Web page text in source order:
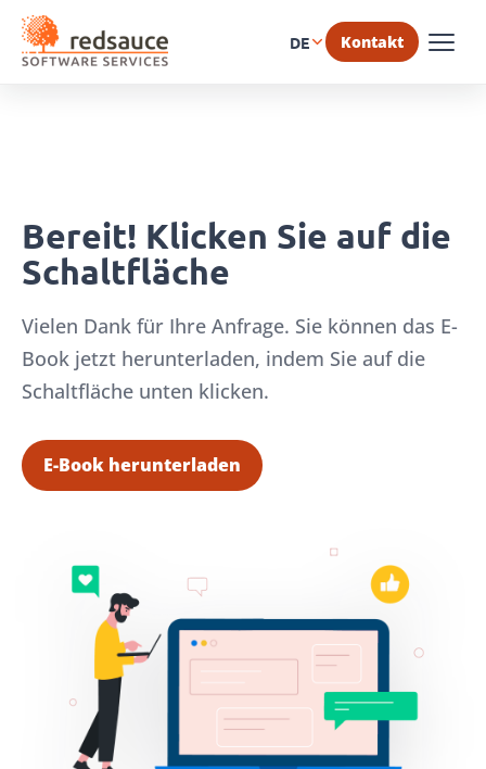
DE Kontakt
Bereit! Klicken Sie auf die
Schaltfläche
Vielen Dank für Ihre Anfrage. Sie können das E-
Book jetzt herunterladen, indem Sie auf die
Schaltfläche unten klicken.
E-Book herunterladen